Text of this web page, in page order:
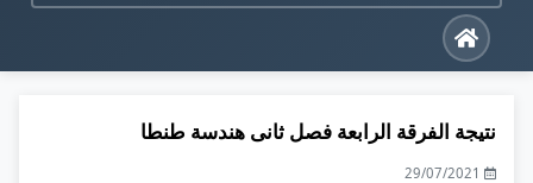
نتيجة الفرقة الرابعة فصل ثانى هندسة طنطا
29/07/2021